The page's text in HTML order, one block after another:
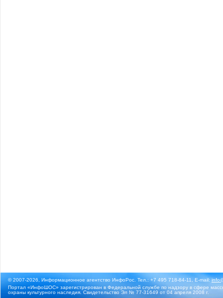
© 2007-2026, Информационное агентство ИнфоРос. Тел.: +7 495 718-84-11, E-mail:
Портал «ИнфоШОС» зарегистрирован в Федеральной службе по надзору в сфере
охраны культурного наследия. Свидетельство Эл № 77-31649 от 04 апреля 2008 г.